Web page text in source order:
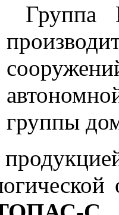
Группа
группы